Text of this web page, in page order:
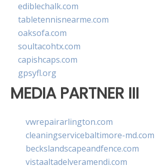
ediblechalk.com
tabletennisnearme.com
oaksofa.com
soultacohtx.com
capishcaps.com
gpsyfl.org
MEDIA PARTNER III
vwrepairarlington.com
cleaningservicebaltimore-md.com
beckslandscapeandfence.com
vistaaltadelveramendi.com